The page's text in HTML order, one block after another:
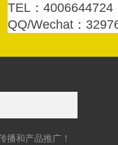
TEL：4006644724
QQ/Wechat：
播和产品推广！